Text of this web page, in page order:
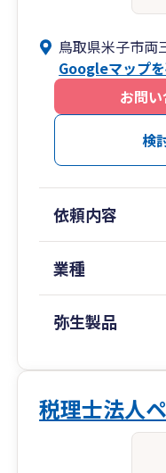
鳥取県米子市両
Googleマップ
お問
検
依頼内容
業種
弥生製品
税理士法人